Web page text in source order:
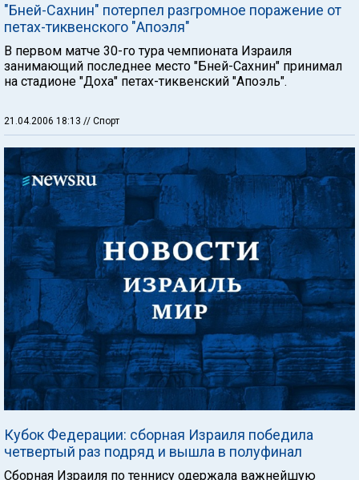
"Бней-Сахнин" потерпел разгромное поражение от
петах-тиквенского "Апоэля"
B первом матче 30-го тура чемпионата Израиля
занимающий последнее место "Бней-Сахнин" принимал
на стадионе "Доха" петах-тиквенский "Апоэль".
21.04.2006 18:13 // Спорт
Кубок Федерации: сборная Израиля победила
четвертый раз подряд и вышла в полуфинал
Сборная Израиля по теннису одержала важнейшую